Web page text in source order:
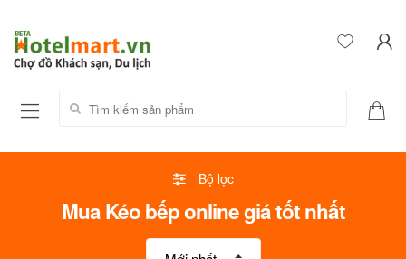
Tìm kiếm sản phẩm:
Bộ lọc
Mua Kéo bếp online giá tốt nhất